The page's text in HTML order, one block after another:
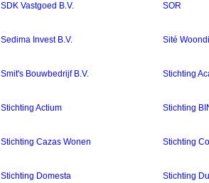
SDK Vastgoed B.V. SOR
Sedima Invest B.V. Sité
Smit's Bouwbedrijf B.V. Stichting
Stichting Actium Stichting
Stichting Cazas Wonen Stichting
Stichting Domesta Stichting